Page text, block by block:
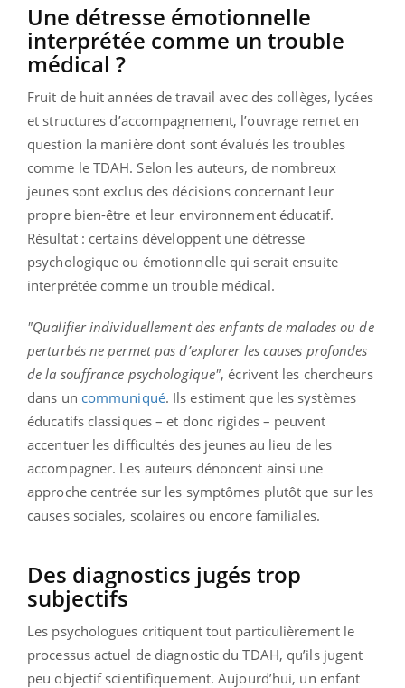
Une détresse émotionnelle
interprétée comme un trouble
médical ?
Fruit de huit années de travail avec des collèges, lycées
et structures d’accompagnement, l’ouvrage remet en
question la manière dont sont évalués les troubles
comme le TDAH. Selon les auteurs, de nombreux
jeunes sont exclus des décisions concernant leur
propre bien-être et leur environnement éducatif.
Résultat : certains développent une détresse
psychologique ou émotionnelle qui serait ensuite
interprétée comme un trouble médical.
"Qualifier individuellement des enfants de malades ou de
perturbés ne permet pas d’explorer les causes profondes
de la souffrance psychologique", écrivent les chercheurs
dans un communiqué. Ils estiment que les systèmes
éducatifs classiques – et donc rigides – peuvent
accentuer les difficultés des jeunes au lieu de les
accompagner. Les auteurs dénoncent ainsi une
approche centrée sur les symptômes plutôt que sur les
causes sociales, scolaires ou encore familiales.
Des diagnostics jugés trop
subjectifs
Les psychologues critiquent tout particulièrement le
processus actuel de diagnostic du TDAH, qu’ils jugent
peu objectif scientifiquement. Aujourd’hui, un enfant